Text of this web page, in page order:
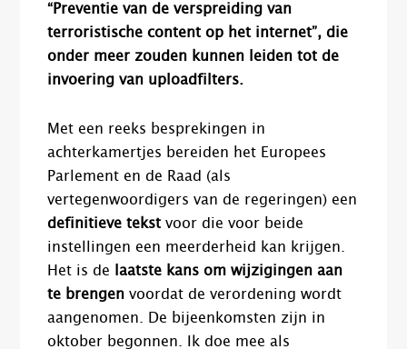
“Preventie van de verspreiding van
terroristische content op het internet”, die
onder meer zouden kunnen leiden tot de
invoering van uploadfilters.
Met een reeks besprekingen in
achterkamertjes bereiden het Europees
Parlement en de Raad (als
vertegenwoordigers van de regeringen) een
definitieve tekst voor die voor beide
instellingen een meerderheid kan krijgen.
Het is de
laatste kans om wijzigingen aan
te brengen voordat de verordening wordt
aangenomen. De bijeenkomsten zijn in
oktober begonnen. Ik doe mee als